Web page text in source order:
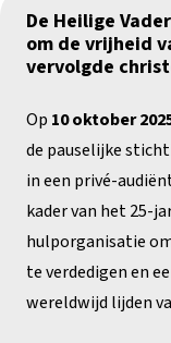
De Heilige
om de vrijheid
vervolgde
Op 10 oktober
de pauselijke
in een privé-
kader van het 25-
hulporganisatie
te verdedigen en
wereldwijd lijden